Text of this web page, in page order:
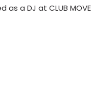
as a DJ at CLUB